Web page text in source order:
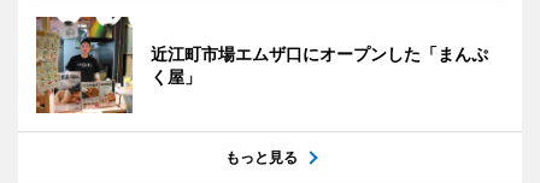
近江町市場エムザ口にオープンした「まんぷ
く屋」
もっと見る